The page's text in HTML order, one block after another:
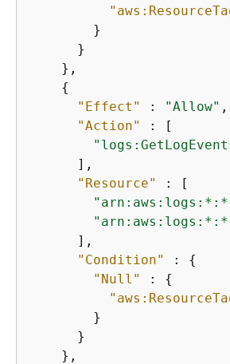
        }
      }
    },
{
"Effect"
: "Allow" ,
"Action"
: [
      ],
"Resource"
: [
      ],
"Condition"
: {
"Null"
: {
        }
      }
    },